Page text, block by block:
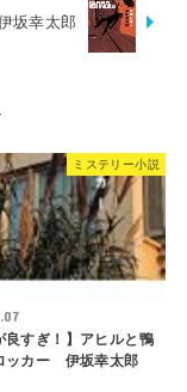
坂幸太郎
ミステリー小説
良すぎ！】アヒルと鴨
ッカー 伊坂幸太郎